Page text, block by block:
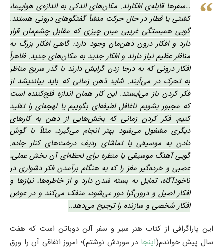
…سفرها قابله‌ی افکارند. مکان‌های اندکی به اندازه‌ی هواپیما،
کشتی یا قطار در حال حرکت منشأ گفتگوهای درونی هستند.
گویی همبستگی غریبی میان چیزی که مقابل چشم‌مان قرار
دارد و افکار درون ذهن‌مان وجود دارد: گاهی افکار بزرگ به
مناظر عظیم نیاز دارند و افکار جدید به مکان‌های جدید. ظاهراً
افکار درونی که به درجا زدن گرایش دارند با گذر سریع مناظر
به تحرک در می‌آیند. شاید ذهن زمانی که باید بیاندیشد از
فکر کردن باز می‌ایستد. این کار همان اندازه فلج‌کننده است
که مجبور بشویم ناغافل لطیفه‌ای بگوییم یا لهجه‌ای را تقلید
کنیم. فکر کردن زمانی که بخش‌هایی از ذهن به کارهای
دیگری مشغول می‌شود بهتر انجام می‌گیرد، مثلاً با گوش
دادن به موسیقی یا تماشای ردیف درخت‌های کنار جاده.
گویی آهنگ موسیقی یا منظره برای لحظه‌ای آن بخش عملی،
عصبی و خرده‌گیر مغز را که به هنگام برآمدن فکر دشواری در
ناخودآگاه، تمایل به بسته شدن دارد و از خاطره‌ها، نیازها و
افکار اصیل و درون‌گرا دور می‌شود، منفک می‌کند و در عوض
افکار شخصی و سازنده را ترجیح می‌دهد..
این پاراگرافی از کتاب هنر سیر و سفر آلن دوباتن است که هفت
سال پیش خواندم(اینجا در موردش نوشتم)؛ امروز اتفاقی آن را ورق